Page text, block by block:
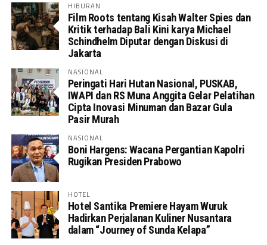
HIBURAN
Film Roots tentang Kisah Walter Spies dan
Kritik terhadap Bali Kini karya Michael
Schindhelm Diputar dengan Diskusi di
Jakarta
NASIONAL
Peringati Hari Hutan Nasional, PUSKAB,
IWAPI dan RS Muna Anggita Gelar Pelatihan
Cipta Inovasi Minuman dan Bazar Gula
Pasir Murah
NASIONAL
Boni Hargens: Wacana Pergantian Kapolri
Rugikan Presiden Prabowo
HOTEL
Hotel Santika Premiere Hayam Wuruk
Hadirkan Perjalanan Kuliner Nusantara
dalam “Journey of Sunda Kelapa”